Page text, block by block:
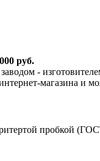
руб.
-
магазина и
пробкой